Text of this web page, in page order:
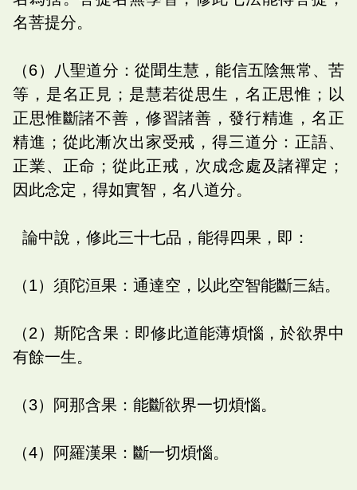
名菩提分。
（6）八聖道分：從聞生慧，能信五陰無常、苦
等，是名正見；是慧若從思生，名正思惟；以
正思惟斷諸不善，修習諸善，發行精進，名正
精進；從此漸次出家受戒，得三道分：正語、
正業、正命；從此正戒，次成念處及諸禪定；
因此念定，得如實智，名八道分。
論中說，修此三十七品，能得四果，即：
（1）須陀洹果：通達空，以此空智能斷三結。
（2）斯陀含果：即修此道能薄煩惱，於欲界中
有餘一生。
（3）阿那含果：能斷欲界一切煩惱。
（4）阿羅漢果：斷一切煩惱。